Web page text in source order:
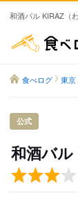
和酒バル KIRAZ（
食べログ 東京
公式
和酒バ